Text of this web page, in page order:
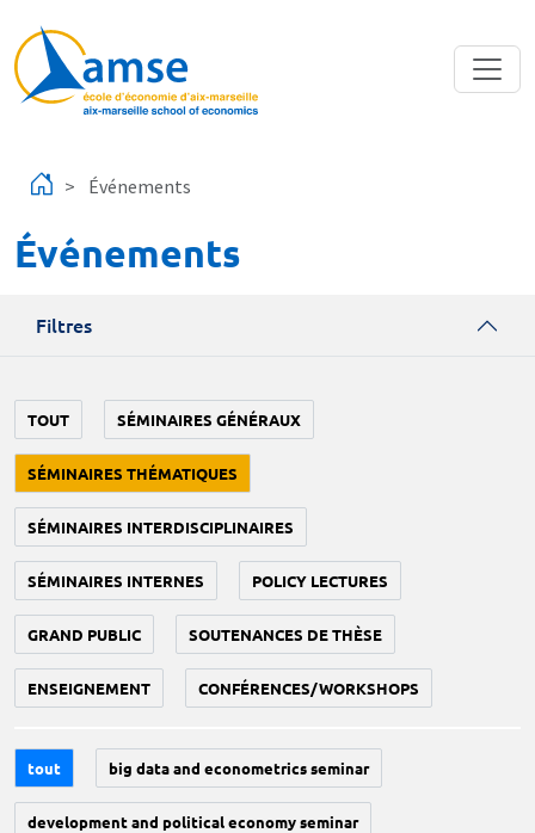
Événements
Événements
Filtres
TOUT SÉMINAIRES GÉNÉRAUX
SÉMINAIRES THÉMATIQUES
SÉMINAIRES INTERDISCIPLINAIRES
SÉMINAIRES INTERNES POLICY LECTURES
GRAND PUBLIC SOUTENANCES DE THÈSE
ENSEIGNEMENT CONFÉRENCES/WORKSHOPS
tout big data and econometrics seminar
development and political economy seminar